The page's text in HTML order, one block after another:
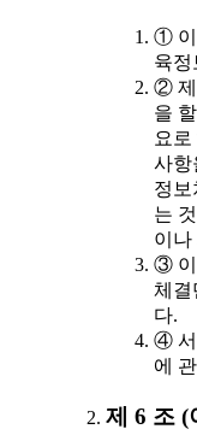
① 이
육정
② 제
을
요로
사항
정보
는
이나
③ 이
체결
다.
④ 서
에
제 6 조 (